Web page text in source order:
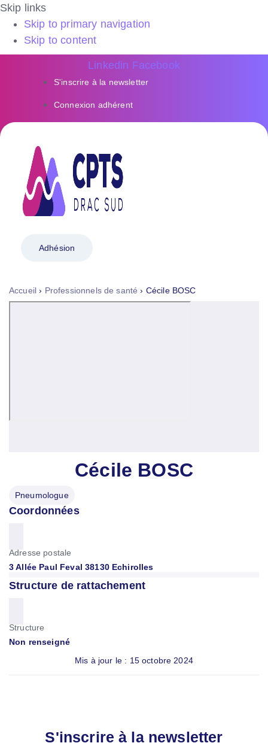
Skip links
Skip to primary navigation
Skip to content
Linkedin Facebook
S'inscrire à la newsletter
Connexion adhérent
Adhésion
Accueil › Professionnels de santé › Cécile BOSC
Cécile BOSC
Pneumologue
Coordonnées
Adresse postale
3 Allée Paul Feval 38130 Echirolles
Structure de rattachement
Structure
Non renseigné
Mis à jour le : 15 octobre 2024
S'inscrire à la newsletter